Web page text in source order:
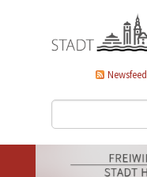
Newsfeed